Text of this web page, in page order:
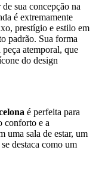
sua concepção na
é extremamente
prestígio e estilo em
padrão. Sua forma
atemporal, que
do design
é perfeita para
conforto e a
uma sala de estar, um
destaca como um